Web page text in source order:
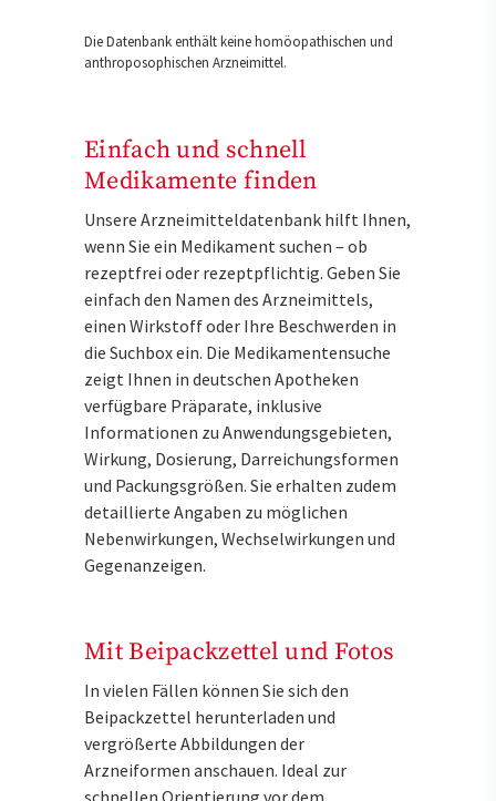
Die Datenbank enthält keine homöopathischen und
anthroposophischen Arzneimittel.
Einfach und schnell
Medikamente finden
Unsere Arzneimitteldatenbank hilft Ihnen,
wenn Sie ein Medikament suchen – ob
rezeptfrei oder rezeptpflichtig. Geben Sie
einfach den Namen des Arzneimittels,
einen Wirkstoff oder Ihre Beschwerden in
die Suchbox ein. Die Medikamentensuche
zeigt Ihnen in deutschen Apotheken
verfügbare Präparate, inklusive
Informationen zu Anwendungsgebieten,
Wirkung, Dosierung, Darreichungsformen
und Packungsgrößen. Sie erhalten zudem
detaillierte Angaben zu möglichen
Nebenwirkungen, Wechselwirkungen und
Gegenanzeigen.
Mit Beipackzettel und Fotos
In vielen Fällen können Sie sich den
Beipackzettel herunterladen und
vergrößerte Abbildungen der
Arzneiformen anschauen. Ideal zur
schnellen Orientierung vor dem